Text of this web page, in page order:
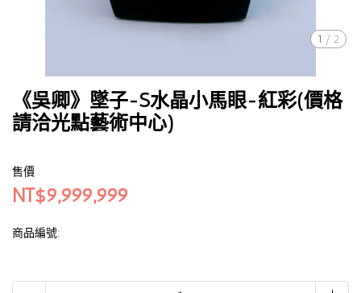
1 / 2
《吳卿》墜子-S水晶小馬眼-紅彩(價格
請洽光點藝術中心)
售價
NT$9,999,999
商品編號: